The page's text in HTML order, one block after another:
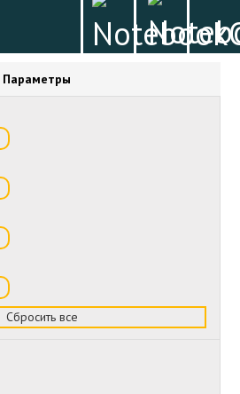
Параметры
Сбросить все